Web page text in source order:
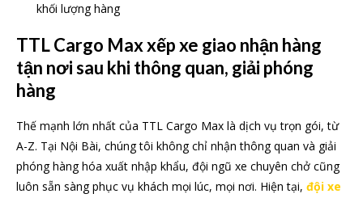
khối lượng hàng
TTL Cargo Max xếp xe giao nhận hàng
tận nơi sau khi thông quan, giải phóng
hàng
Thế mạnh lớn nhất của TTL Cargo Max là dịch vụ trọn gói, từ
A-Z. Tại Nội Bài, chúng tôi không chỉ nhận thông quan và giải
phóng hàng hóa xuất nhập khẩu, đội ngũ xe chuyên chở cũng
luôn sẵn sàng phục vụ khách mọi lúc, mọi nơi. Hiện tại, đội xe